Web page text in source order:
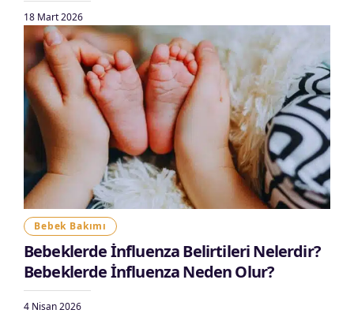
18 Mart 2026
Bebek Bakımı
Bebeklerde İnfluenza Belirtileri Nelerdir?
Bebeklerde İnfluenza Neden Olur?
4 Nisan 2026